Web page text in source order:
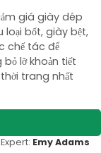
giá giày dép
loại bốt, giày bệt,
chế tác để
lỡ khoản tiết
trang nhất
Emy Adams